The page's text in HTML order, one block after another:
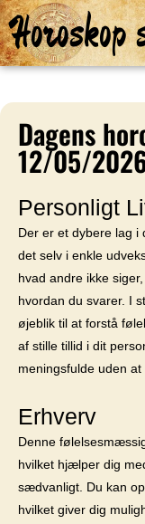
Horoskop
Dagens
12/05/
Personligt
Der er et dybere lag
det selv i enkle
hvad andre ikke
hvordan du svarer. I
øjeblik til at forstå
af stille tillid i dit
meningsfulde uden at
Erhverv
Denne
hvilket hjælper dig
sædvanligt. Du kan
hvilket giver dig